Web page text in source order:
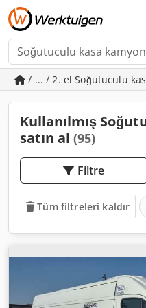
/ ... / 2. el Soğutuculu
Kullanılmış
satın al (95)
Filtre
Tüm filtreleri kaldır